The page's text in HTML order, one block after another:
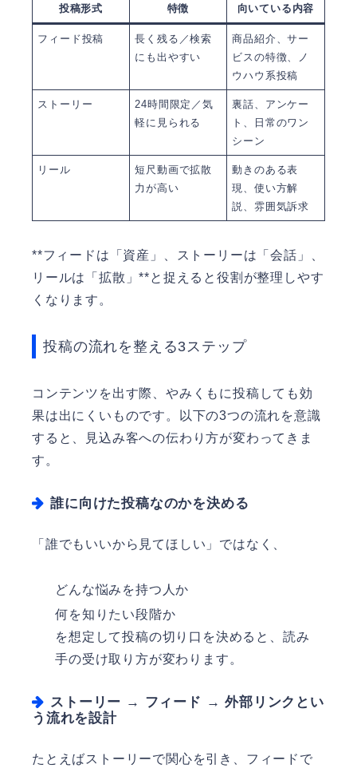
投稿形式 特徴 向いている内容
フィード投稿
長く残る／検索
にも出やすい
商品紹介、サー
ビスの特徴、ノ
ウハウ系投稿
ストーリー
24時間限定／気
軽に見られる
裏話、アンケー
ト、日常のワン
シーン
リール
短尺動画で拡散
力が高い
動きのある表
現、使い方解
説、雰囲気訴求
**フィードは「資産」、ストーリーは「会話」、
リールは「拡散」**と捉えると役割が整理しやす
くなります。
投稿の流れを整える3ステップ
コンテンツを出す際、やみくもに投稿しても効
果は出にくいものです。以下の3つの流れを意識
すると、見込み客への伝わり方が変わってきま
す。
誰に向けた投稿なのかを決める
「誰でもいいから見てほしい」ではなく、
どんな悩みを持つ人か
何を知りたい段階か
を想定して投稿の切り口を決めると、読み
手の受け取り方が変わります。
ストーリー → フィード → 外部リンクとい
う流れを設計
たとえばストーリーで関心を引き、フィードで